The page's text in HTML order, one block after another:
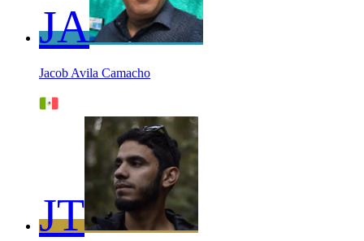
JA
Jacob Avila Camacho
JT